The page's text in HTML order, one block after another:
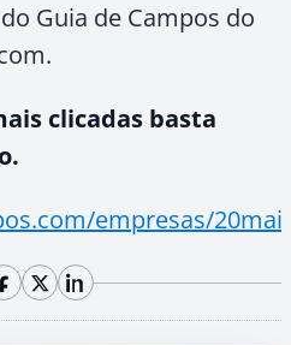
Guia de Campos do
clicadas basta
empresas/